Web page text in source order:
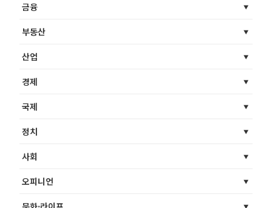
금융
부동산
산업
경제
국제
정치
사회
오피니언